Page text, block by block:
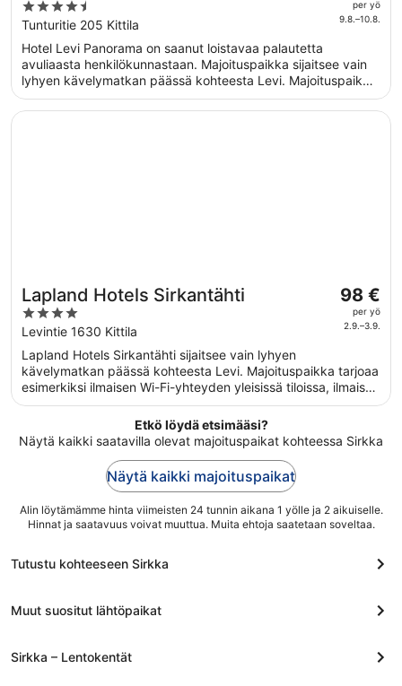
4.5
out
of
5
Tunturitie 205 Kittila
107 €
yö
ajalle
9.8.
viiva
per yö
9.8.–10.8.
Hotel Levi Panorama on saanut loistavaa palautetta
avuliaasta henkilökunnastaan. Majoituspaikka sijaitsee vain
lyhyen kävelymatkan päässä kohteesta Levi. Majoituspaikka
tarjoaa esimerkiksi ilmaisen aamiaisen, ilmaisen Wi-Fi-
yhteyden yleisissä tiloissa ja ilmaisen omatoimisen
Lapland Hotels Sirkantähti
4
out
of
5
Levintie 1630 Kittila
Hinta
on
98 €
yö
ajalle
3.9.
98 €
per yö
2.9.–3.9.
Lapland Hotels Sirkantähti sijaitsee vain lyhyen
kävelymatkan päässä kohteesta Levi. Majoituspaikka tarjoaa
esimerkiksi ilmaisen Wi-Fi-yhteyden yleisissä tiloissa, ilmaisen
omatoimisen pysäköinnin ja ravintolan. Tämän
majoituspaikan tarjoamiin lemmikkipalveluihin kuuluu ruoka-
ja vesikulhot.
Avautuu uuteen ikkunaan
Lapland Hotels Sirkantähti
Etkö löydä etsimääsi?
Näytä kaikki saatavilla olevat majoituspaikat kohteessa Sirkka
Näytä kaikki majoituspaikat
Alin löytämämme hinta viimeisten 24 tunnin aikana 1 yölle ja 2 aikuiselle.
Hinnat ja saatavuus voivat muuttua. Muita ehtoja saatetaan soveltaa.
Tutustu kohteeseen Sirkka
Muut suositut lähtöpaikat
Sirkka – Lentokentät